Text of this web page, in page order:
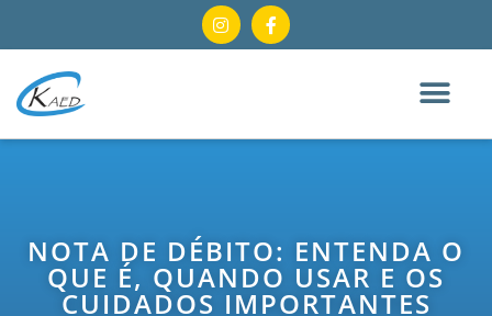
NOTA DE DÉBITO: ENTENDA O
QUE É, QUANDO USAR E OS
CUIDADOS IMPORTANTES